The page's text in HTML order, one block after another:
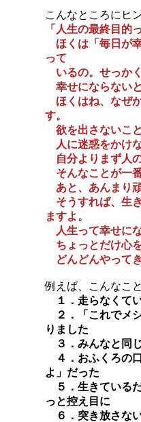
こんなところにヒ
「人生の最終目的
ほくは「毎日が
って
いるの。せっか
幸せにならない
ほくはね、なぜ
す。
欲を出さないこ
人に迷惑をかけ
自分よりまず人
そんなことが一
あと、あんまり
そうすれば、生
ますよ。
人生って幸せに
ちょっとだけ心
どんどんやって
例えば、こんなこ
１．走らなくて
２．「これでメ
りました
３．みんなと同
４．おふくろの
よ」だった
５．生きている
っと控え目に
６．突き放さな